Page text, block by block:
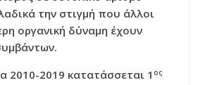
την στιγμή που άλλοι
οργανική δύναμη έχουν
2010-2019 κατατάσσεται 1ος